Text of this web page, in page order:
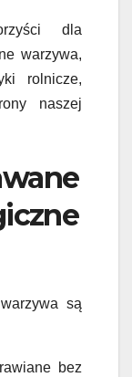
dla
warzywa,
rolnicze,
naszej
są
bez